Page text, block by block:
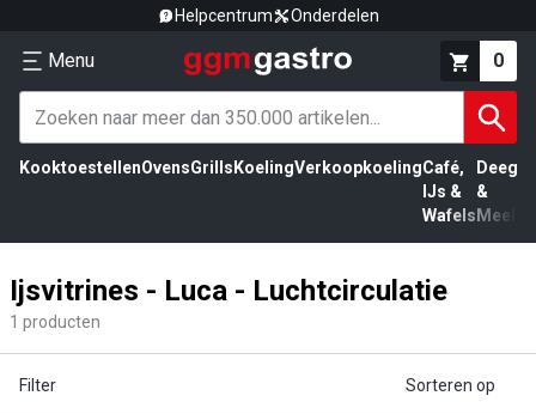
Helpcentrum Onderdelen
Menu 0
KooktoestellenOvensGrills KoelingVerkoopkoelingCafé,
IJs &
Wafels
Deeg
&
Meel
Ijsvitrines - Luca - Luchtcirculatie
1 producten
Filter Sorteren op